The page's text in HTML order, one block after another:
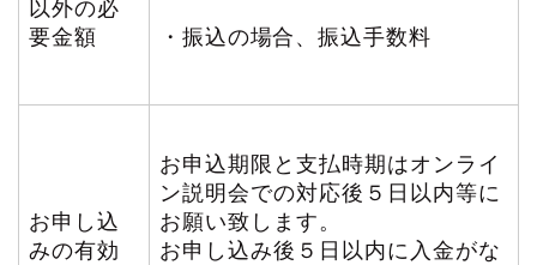
以外の必
要金額
・振込の場合、振込手数料
お申し込
みの有効
お申込期限と支払時期はオンライ
ン説明会での対応後５日以内等に
お願い致します。
お申し込み後５日以内に入金がな